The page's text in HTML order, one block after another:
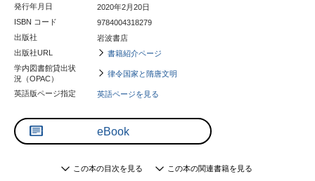
発行年月日
2020年2月20日
ISBN コード
9784004318279
出版社
岩波書店
出版社URL
書籍紹介ページ
学内図書館貸出状
況（OPAC）
律令国家と隋唐文明
英語版ページ指定 英語ページを見る
eBook
この本の目次を見る この本の関連書籍を見る